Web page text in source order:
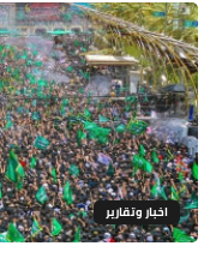
اخبار وتقارير